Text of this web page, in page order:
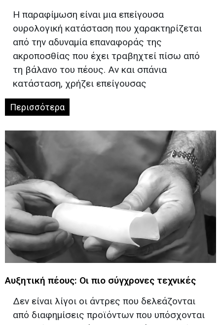
Η παραφίμωση είναι μια επείγουσα
ουρολογική κατάσταση που χαρακτηρίζεται
από την αδυναμία επαναφοράς της
ακροποσθίας που έχει τραβηχτεί πίσω από
τη βάλανο του πέους. Αν και σπάνια
κατάσταση, χρήζει επείγουσας
Περισσότερα
Αυξητική πέους: Οι πιο σύγχρονες τεχνικές
Δεν είναι λίγοι οι άντρες που δελεάζονται
από διαφημίσεις προϊόντων που υπόσχονται